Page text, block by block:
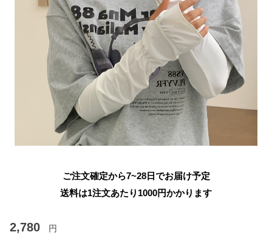
ご注文確定から7~28日でお届け予定
送料は1注文あたり 1000円かかります
2,780 円